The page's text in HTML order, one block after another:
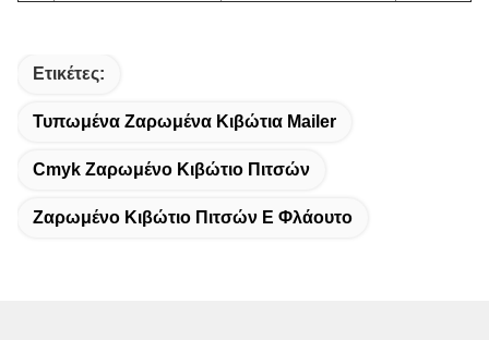
Ετικέτες:
Τυπωμένα Ζαρωμένα Κιβώτια Mailer
Cmyk Ζαρωμένο Κιβώτιο Πιτσών
Ζαρωμένο Κιβώτιο Πιτσών Ε Φλάουτο